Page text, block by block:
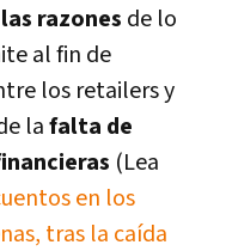
razones de lo
al fin de
los retailers y
lafalta de
(Lea
en los
tras la caída